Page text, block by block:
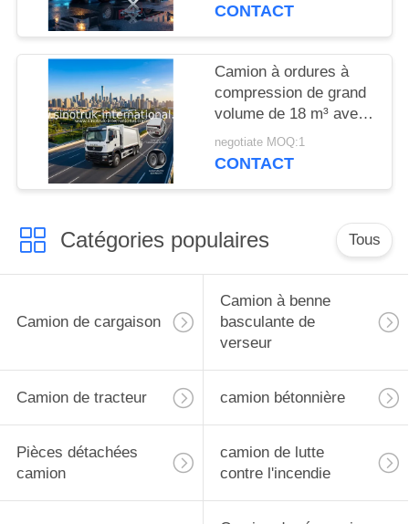
CONTACT
Camion à ordures à
compression de grand
volume de 18 m³ avec
moteur de 371 CV et
pneus robustes pour
negotiate MOQ:1
CONTACT
Catégories populaires Tous
Camion de cargaison
Camion à benne
basculante de
verseur
Camion de tracteur camion bétonnière
Pièces détachées
camion
camion de lutte
contre l'incendie